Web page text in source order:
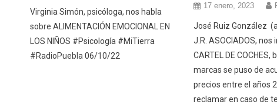
Virginia Simón, psicóloga, nos habla
sobre ALIMENTACIÓN EMOCIONAL EN
LOS NIÑOS #Psicología #MiTierra
#RadioPuebla 06/10/22
17 enero, 2023
José Ruiz González
J.R. ASOCIADOS,
CARTEL DE
marcas se puso de
precios entre el años
reclamar en caso de